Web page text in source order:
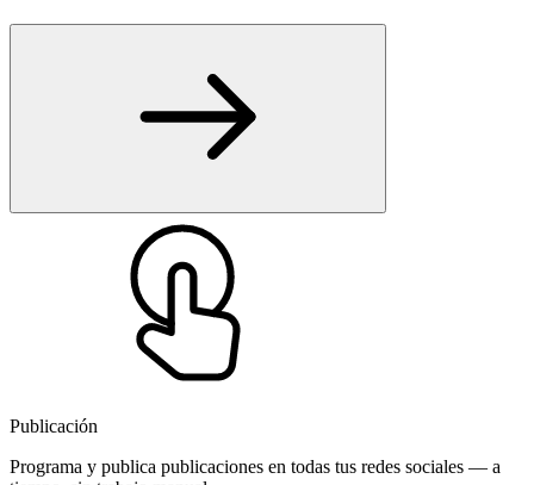
Publicación
Programa y publica publicaciones en todas tus redes sociales — a